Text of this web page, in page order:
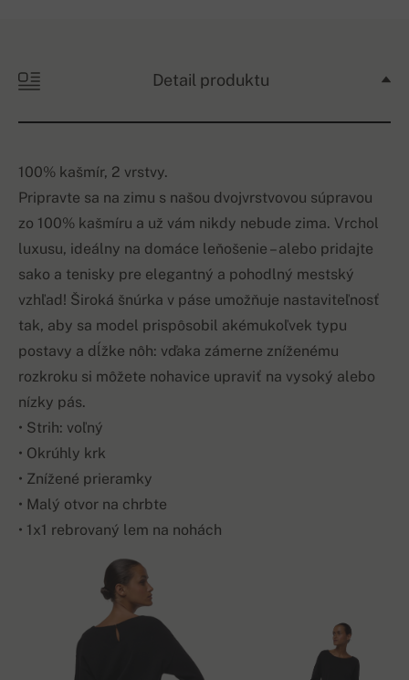
Detail produktu
100% kašmír, 2 vrstvy.
Pripravte sa na zimu s našou dvojvrstvovou súpravou
zo 100% kašmíru a už vám nikdy nebude zima. Vrchol
luxusu, ideálny na domáce leňošenie – alebo pridajte
sako a tenisky pre elegantný a pohodlný mestský
vzhľad! Široká šnúrka v páse umožňuje nastaviteľnosť
tak, aby sa model prispôsobil akémukoľvek typu
postavy a dĺžke nôh: vďaka zámerne zníženému
rozkroku si môžete nohavice upraviť na vysoký alebo
nízky pás.
• Strih: voľný
• Okrúhly krk
• Znížené prieramky
• Malý otvor na chrbte
• 1x1 rebrovaný lem na nohách